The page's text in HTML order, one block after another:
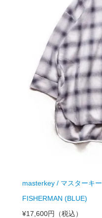
masterkey / マスターキー
FISHERMAN (BLUE)
¥17,600円 （税込）